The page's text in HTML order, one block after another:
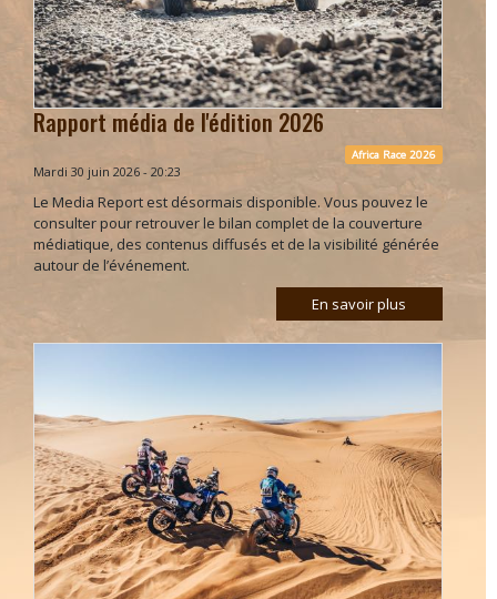
Rapport média de l'édition 2026
Africa Race 2026
Mardi 30 juin 2026 - 20:23
Le Media Report est désormais disponible. Vous pouvez le
consulter pour retrouver le bilan complet de la couverture
médiatique, des contenus diffusés et de la visibilité générée
autour de l’événement.
En savoir plus